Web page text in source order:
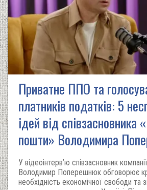
Приватне ППО та
платників податків: 5
ідей від співзасновника
пошти» Володимира
У відеоінтерв’ю співзасновник
Володимир Поперешнюк обговорює
необхідність економічної свободи та